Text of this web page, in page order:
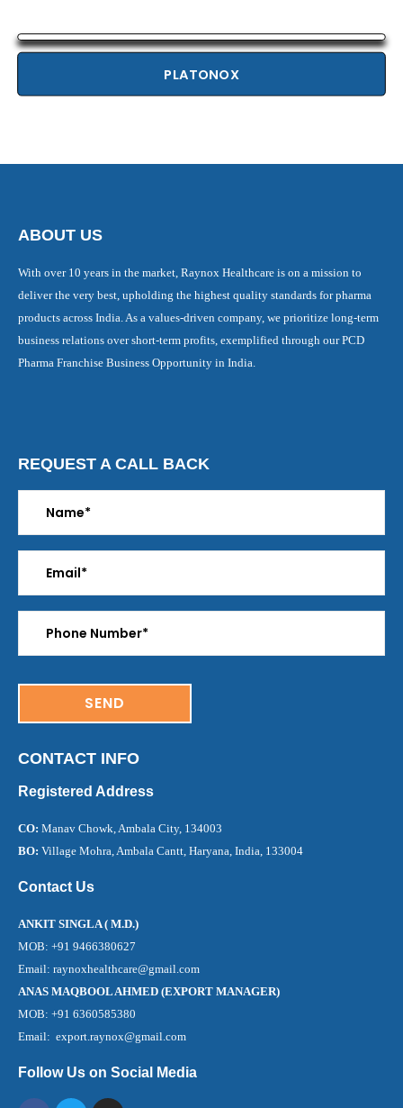
PLATONOX
ABOUT US
With over 10 years in the market, Raynox Healthcare is on a mission to
deliver the very best, upholding the highest quality standards for pharma
products across India. As a values-driven company, we prioritize long-term
business relations over short-term profits, exemplified through our PCD
Pharma Franchise Business Opportunity in India.
REQUEST A CALL BACK
CONTACT INFO
Registered Address
CO: Manav Chowk, Ambala City, 134003
BO: Village Mohra, Ambala Cantt, Haryana, India, 133004
Contact Us
ANKIT SINGLA ( M.D.)
MOB: +91 9466380627
Email: raynoxhealthcare@gmail.com
ANAS MAQBOOL AHMED (EXPORT MANAGER)
MOB: +91 6360585380
Email: export.raynox@gmail.com
Follow Us on Social Media